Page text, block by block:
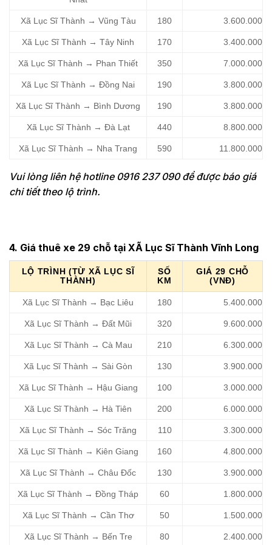
Xã Lục Sĩ Thành → Vũng Tàu 180 3.600.000
Xã Lục Sĩ Thành → Tây Ninh 170 3.400.000
Xã Lục Sĩ Thành → Phan Thiết 350 7.000.000
Xã Lục Sĩ Thành → Đồng Nai 190 3.800.000
Xã Lục Sĩ Thành → Bình Dương 190 3.800.000
Xã Lục Sĩ Thành → Đà Lạt 440 8.800.000
Xã Lục Sĩ Thành → Nha Trang 590 11.800.000
Vui lòng liên hệ hotline 0916 237 090 để được báo giá
chi tiết theo lộ trình.
4. Giá thuê xe 29 chỗ tại XÃ Lục Sĩ Thành Vĩnh Long
LỘ TRÌNH (TỪ XÃ LỤC SĨ
THÀNH)
SỐ
KM
GIÁ 29 CHỖ
(VNĐ)
Xã Lục Sĩ Thành → Bạc Liêu 180 5.400.000
Xã Lục Sĩ Thành → Đất Mũi 320 9.600.000
Xã Lục Sĩ Thành → Cà Mau 210 6.300.000
Xã Lục Sĩ Thành → Sài Gòn 130 3.900.000
Xã Lục Sĩ Thành → Hậu Giang 100 3.000.000
Xã Lục Sĩ Thành → Hà Tiên 200 6.000.000
Xã Lục Sĩ Thành → Sóc Trăng 110 3.300.000
Xã Lục Sĩ Thành → Kiên Giang 160 4.800.000
Xã Lục Sĩ Thành → Châu Đốc 130 3.900.000
Xã Lục Sĩ Thành → Đồng Tháp 60 1.800.000
Xã Lục Sĩ Thành → Cần Thơ 50 1.500.000
Xã Lục Sĩ Thành → Bến Tre 80 2.400.000